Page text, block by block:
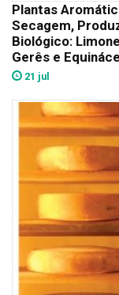
Plantas
Secagem,
Biológico:
Gerês e
21 jul